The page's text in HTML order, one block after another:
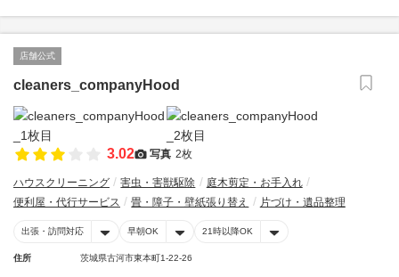
店舗公式
cleaners_companyHood
3.02 写真 2枚
ハウスクリーニング 害虫・害獣駆除
庭木剪定・お手入れ
便利屋・代行サービス
畳・障子・壁紙張り替え 片づけ・遺品整理
出張・訪問対応 早朝OK 21時以降OK
住所 茨城県古河市東本町1-22-26